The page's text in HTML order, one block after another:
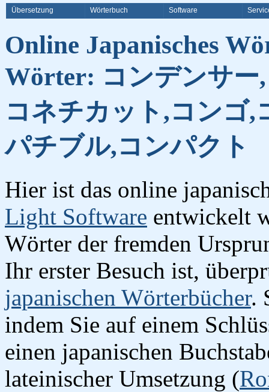
Übersetzung Wörterbuch Software
Online Japanisches
Wörter: コンデンサー
コネチカット,コンゴ,
パチブル,コンパクト
Hier ist das online
Light Software entwickelt
Wörter der fremden
Ihr erster Besuch ist,
japanischen Wörterbücher.
indem Sie auf einem
einen japanischen
lateinischer Umsetzung (